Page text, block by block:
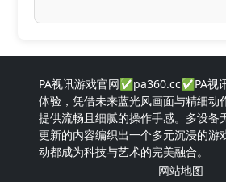
PA视讯游戏官网✅pa360.cc✅PA视
体验，凭借未来蓝光风画面与精细动
提供流畅且细腻的操作手感。多设备
更新的内容编织出一个多元沉浸的游
动都成为科技与艺术的完美融合。
网站地图